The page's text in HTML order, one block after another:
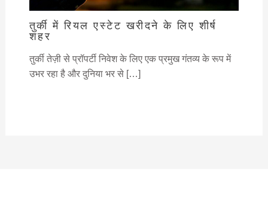
तुर्की में रियल एस्टेट खरीदने के लिए शीर्ष
शहर
तुर्की तेज़ी से प्रॉपर्टी निवेश के लिए एक प्रमुख गंतव्य के रूप में
उभर रहा है और दुनिया भर से […]